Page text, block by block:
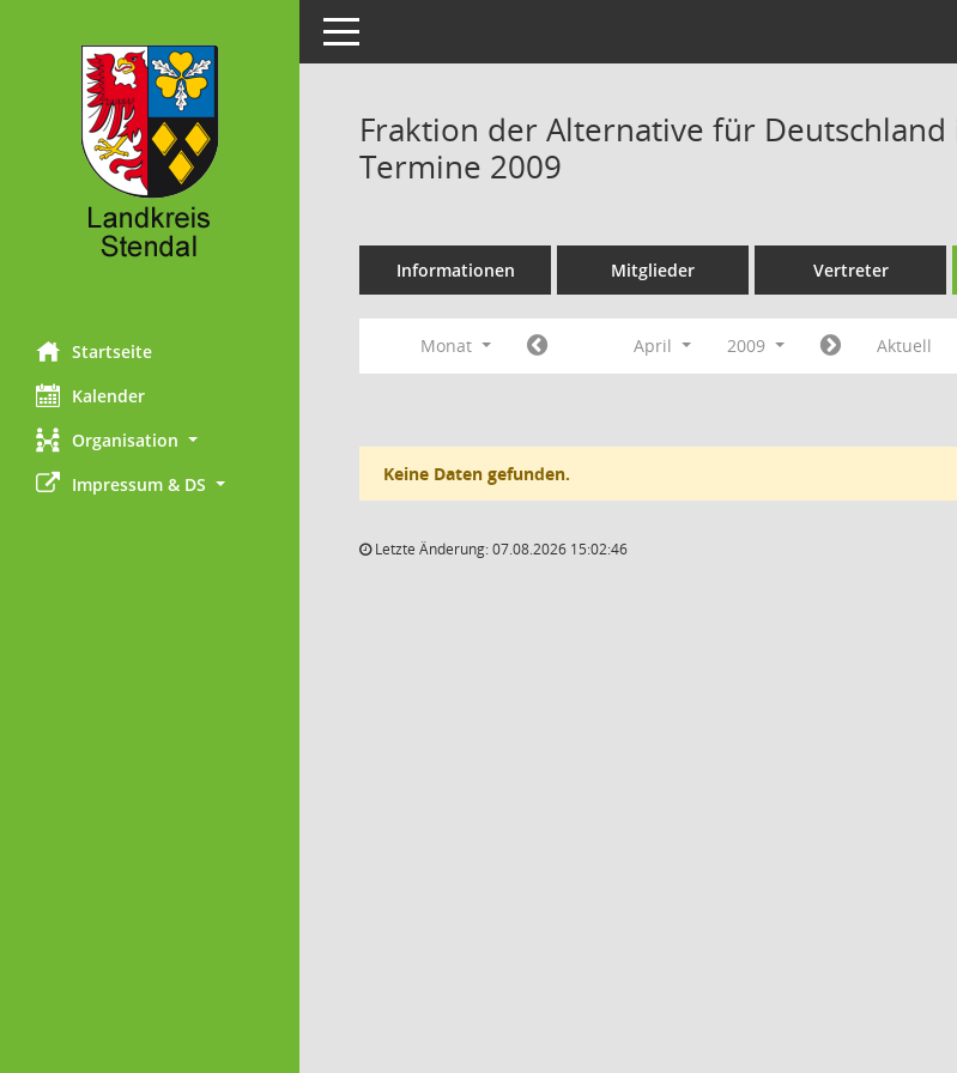
Startseite
Kalender
Organisation
Impressum & DS
Toggle navigation
Fraktion der Alternative für
Termine 2009
Informationen Mitglieder Vertreter
Monat April 2009 Aktuell
Keine Daten gefunden.
Letzte Änderung: 07.08.2026 15:02:46